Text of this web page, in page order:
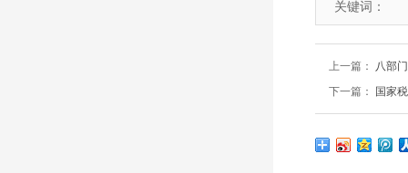
关键词：
上一篇： 八部
下一篇： 国家